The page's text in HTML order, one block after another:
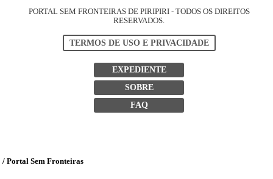
PORTAL SEM FRONTEIRAS DE PIRIPIRI - TODOS OS DIREITOS
RESERVADOS.
TERMOS DE USO E PRIVACIDADE
EXPEDIENTE
SOBRE
FAQ
/ Portal Sem Fronteiras